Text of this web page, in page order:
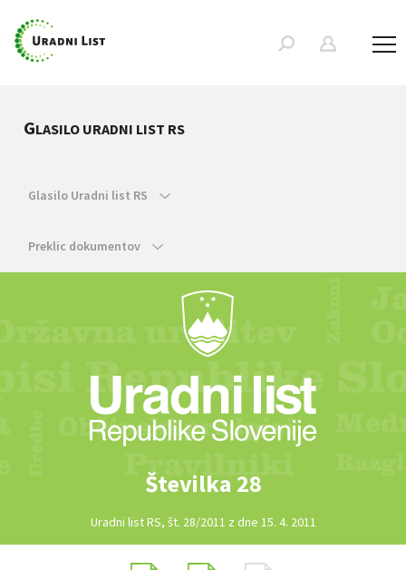
GLASILO URADNI LIST RS
Glasilo Uradni list RS
Preklic dokumentov
Številka 28
Uradni list RS, št. 28/2011 z dne 15. 4. 2011